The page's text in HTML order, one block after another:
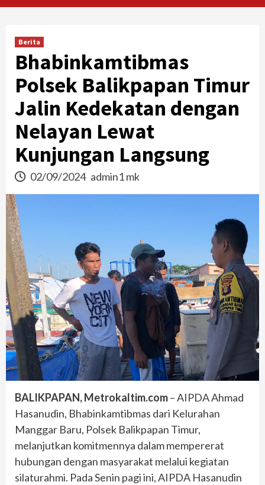
Berita
Bhabinkamtibmas
Polsek Balikpapan Timur
Jalin Kedekatan dengan
Nelayan Lewat
Kunjungan Langsung
02/09/2024 admin1 mk
BALIKPAPAN, Metrokaltim.com– AIPDA Ahmad
Hasanudin, Bhabinkamtibmas dari Kelurahan
Manggar Baru, Polsek Balikpapan Timur,
melanjutkan komitmennya dalam mempererat
hubungan dengan masyarakat melalui kegiatan
silaturahmi. Pada Senin pagi ini, AIPDA Hasanudin